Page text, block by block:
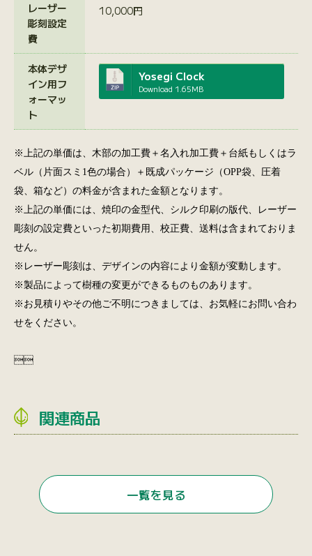
レーザー
彫刻設定
費
10,000円
本体デザ
イン用フ
ォーマッ
ト
Yosegi Clock
Download 1.65MB
※上記の単価は、木部の加工費＋名入れ加工費＋台紙もしくはラ
ベル（片面スミ1色の場合）＋既成パッケージ（OPP袋、圧着
袋、箱など）の料金が含まれた金額となります。
※上記の単価には、焼印の金型代、シルク印刷の版代、レーザー
彫刻の設定費といった初期費用、校正費、送料は含まれておりま
せん。
※レーザー彫刻は、デザインの内容により金額が変動します。
※製品によって樹種の変更ができるものものあります。
※お見積りやその他ご不明につきましては、お気軽にお問い合わ
せをください。

関連商品
一覧を見る